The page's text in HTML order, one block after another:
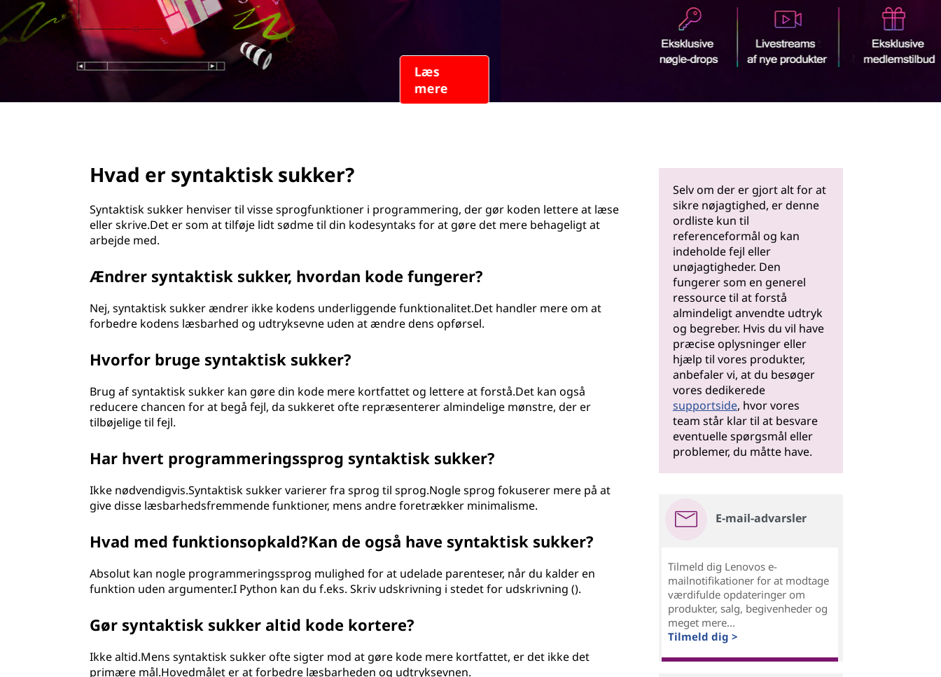
h
Hvad er syntaktisk sukker?
Syntaktisk sukker henviser til visse sprogfunktioner i programmering, der gør koden lettere at læse
eller skrive.Det er som at tilføje lidt sødme til din kodesyntaks for at gøre det mere behageligt at
arbejde med.
Ændrer syntaktisk sukker, hvordan kode fungerer?
Nej, syntaktisk sukker ændrer ikke kodens underliggende funktionalitet.Det handler mere om at
forbedre kodens læsbarhed og udtryksevne uden at ændre dens opførsel.
Hvorfor bruge syntaktisk sukker?
Brug af syntaktisk sukker kan gøre din kode mere kortfattet og lettere at forstå.Det kan også
reducere chancen for at begå fejl, da sukkeret ofte repræsenterer almindelige mønstre, der er
tilbøjelige til fejl.
Har hvert programmeringssprog syntaktisk sukker?
Ikke nødvendigvis.Syntaktisk sukker varierer fra sprog til sprog.Nogle sprog fokuserer mere på at
give disse læsbarhedsfremmende funktioner, mens andre foretrækker minimalisme.
Hvad med funktionsopkald?Kan de også have syntaktisk sukker?
Absolut kan nogle programmeringssprog mulighed for at udelade parenteser, når du kalder en
funktion uden argumenter.I Python kan du f.eks. Skriv udskrivning i stedet for udskrivning ().
Gør syntaktisk sukker altid kode kortere?
Ikke altid.Mens syntaktisk sukker ofte sigter mod at gøre kode mere kortfattet, er det ikke det
primære mål.Hovedmålet er at forbedre læsbarheden og udtryksevnen.
Selv om der er gjort alt for at
sikre nøjagtighed, er denne
ordliste kun til
referenceformål og kan
indeholde fejl eller
unøjagtigheder. Den
fungerer som en generel
ressource til at forstå
almindeligt anvendte udtryk
og begreber. Hvis du vil have
præcise oplysninger eller
hjælp til vores produkter,
anbefaler vi, at du besøger
vores dedikerede
supportside, hvor vores
team står klar til at besvare
eventuelle spørgsmål eller
problemer, du måtte have.
E-mail-advarsler
Tilmeld dig Lenovos e-
mailnotifikationer for at modtage
værdifulde opdateringer om
produkter, salg, begivenheder og
meget mere...
Tilmeld dig >